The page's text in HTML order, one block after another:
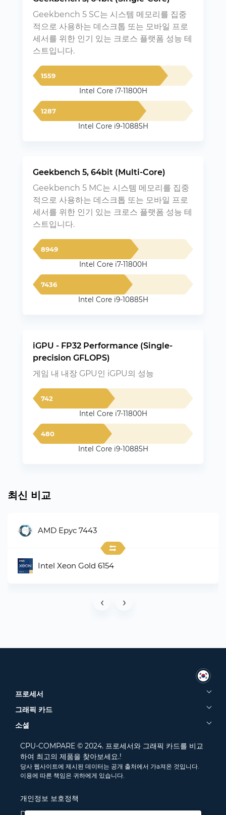
Geekbench 5 SC는 시스템 메모리를 집중
적으로 사용하는 데스크톱 또는 모바일 프로
세서를 위한 인기 있는 크로스 플랫폼 성능 테
스트입니다.
1559
Intel Core i7-11800H
1287
Intel Core i9-10885H
Geekbench 5, 64bit (Multi-Core)
Geekbench 5 MC는 시스템 메모리를 집중
적으로 사용하는 데스크톱 또는 모바일 프로
세서를 위한 인기 있는 크로스 플랫폼 성능 테
스트입니다.
8949
Intel Core i7-11800H
7436
Intel Core i9-10885H
iGPU - FP32 Performance (Single-
precision GFLOPS)
게임 내 내장 GPU인 iGPU의 성능
742
Intel Core i7-11800H
480
Intel Core i9-10885H
최신 비교
AMD Epyc 7443
Intel Xeon Gold 6154
‹ ›
프로세서
그래픽 카드
소셜
CPU-COMPARE © 2024. 프로세서와 그래픽 카드를 비교
하여 최고의 제품을 찾아보세요.!
당사 웹사이트에 제시된 데이터는 공개 출처에서 가a져온 것입니다.
이용에 따른 책임은 귀하에게 있습니다.
개인정보 보호정책